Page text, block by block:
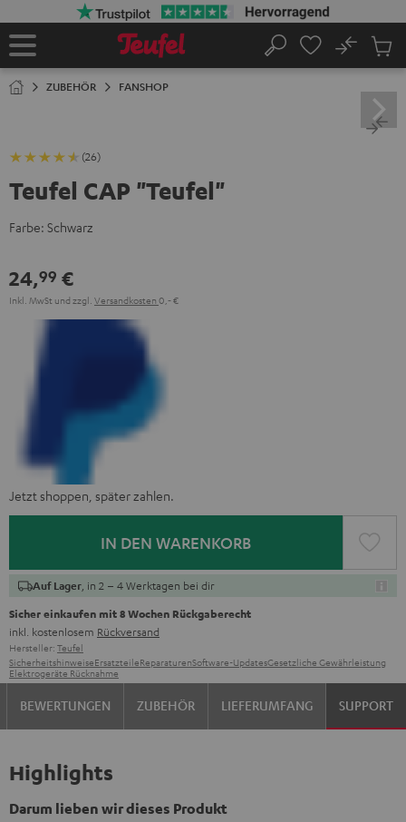
Startseite
Suche
No
ZUBEHÖR FANSHOP
(26)
Teufel CAP "Teufel"
Farbe: Schwarz
24,99 €
Inkl. MwSt und zzgl. Versandkosten 0,‐ €
Jetzt shoppen, später zahlen.
IN DEN WARENKORB
Auf Lager , in 2 – 4 Werktagen bei dir
Sicher einkaufen mit 8 Wochen Rückgaberecht
inkl. kostenlosem Rückversand
Hersteller: Teufel
SicherheitshinweiseErsatzteileReparaturenSoftware-UpdatesGesetzliche Gewährleistung
Elektrogeräte Rücknahme
BEWERTUNGEN ZUBEHÖR LIEFERUMFANG SUPPORT
Highlights
Darum lieben wir dieses Produkt